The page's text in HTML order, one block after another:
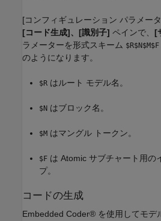
[コンフィギュレーション パラメー
[コード生成]、[識別子] ペインで、 [
ラメーターを形式スキーム $R$N$M$F
のようになります。
$R はルート モデル名。
$N はブロック名。
$M はマングル トークン。
$F は Atomic サブチャート用の
プ。
コードの生成
Embedded Coder® を使用してモデ